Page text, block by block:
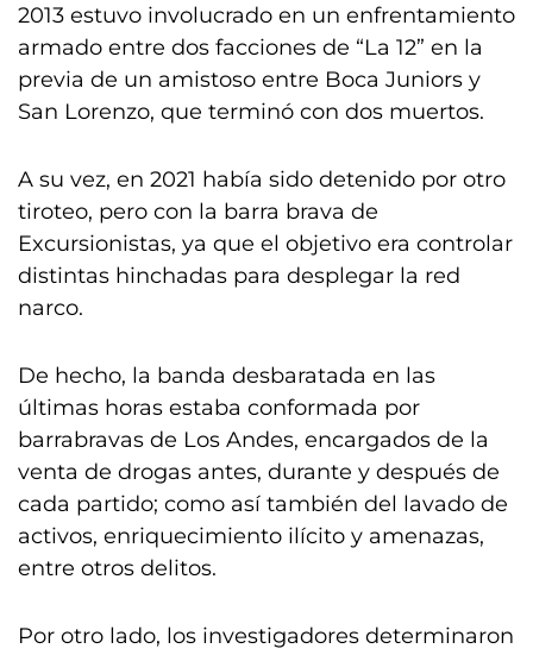
2013 estuvo involucrado en un enfrentamiento
armado entre dos facciones de “La 12” en la
previa de un amistoso entre Boca Juniors y
San Lorenzo, que terminó con dos muertos.
A su vez, en 2021 había sido detenido por otro
tiroteo, pero con la barra brava de
Excursionistas, ya que el objetivo era controlar
distintas hinchadas para desplegar la red
narco.
De hecho, la banda desbaratada en las
últimas horas estaba conformada por
barrabravas de Los Andes, encargados de la
venta de drogas antes, durante y después de
cada partido; como así también del lavado de
activos, enriquecimiento ilícito y amenazas,
entre otros delitos.
Por otro lado, los investigadores determinaron